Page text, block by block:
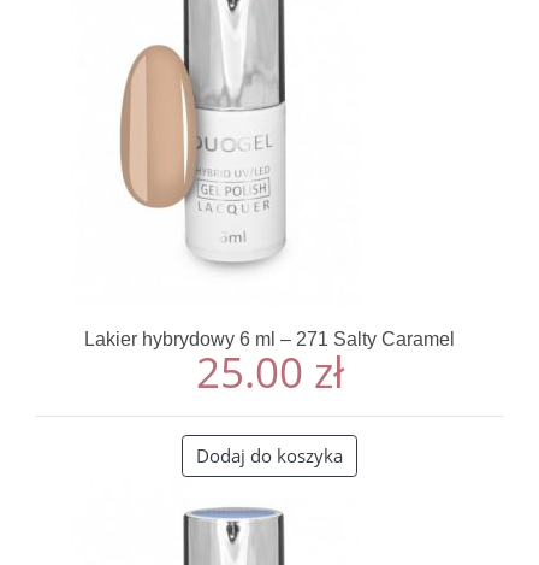
Lakier hybrydowy 6 ml – 271 Salty Caramel
25.00 zł
Dodaj do koszyka